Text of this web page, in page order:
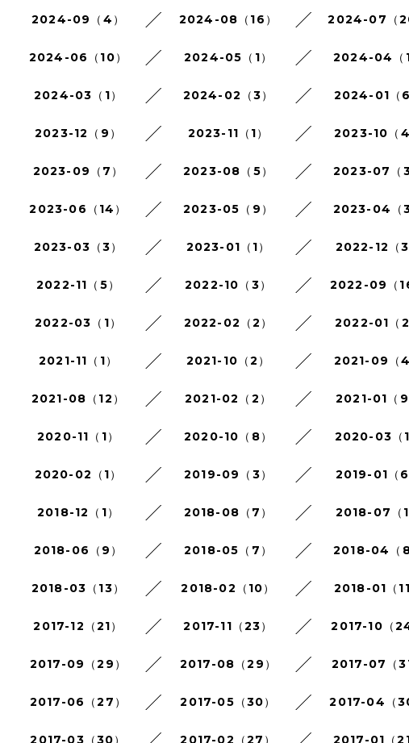
2024-09（4） 2024-08（16） 2024-07（
2024-06（10） 2024-05（1） 2024-04（1
2024-03（1） 2024-02（3） 2024-01（6
2023-12（9） 2023-11（1） 2023-10（4
2023-09（7） 2023-08（5） 2023-07（3
2023-06（14） 2023-05（9） 2023-04（3
2023-03（3） 2023-01（1） 2022-12（3
2022-11（5） 2022-10（3） 2022-09（16
2022-03（1） 2022-02（2） 2022-01（2
2021-11（1） 2021-10（2） 2021-09（4
2021-08（12） 2021-02（2） 2021-01（9
2020-11（1） 2020-10（8） 2020-03（1
2020-02（1） 2019-09（3） 2019-01（6
2018-12（1） 2018-08（7） 2018-07（1
2018-06（9） 2018-05（7） 2018-04（8
2018-03（13） 2018-02（10） 2018-01（11
2017-12（21） 2017-11（23） 2017-10（24
2017-09（29） 2017-08（29） 2017-07（31
2017-06（27） 2017-05（30） 2017-04（
2017-03（30） 2017-02（27） 2017-01（21